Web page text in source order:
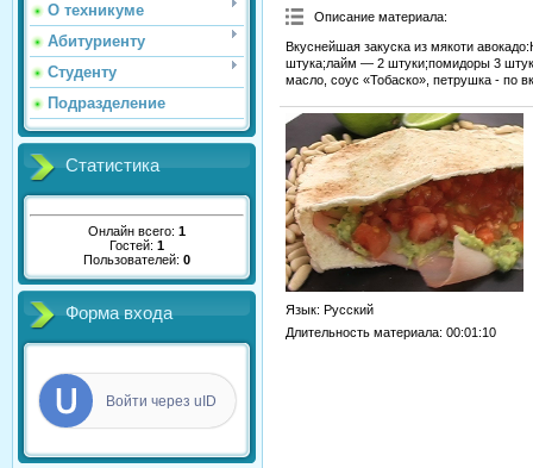
О техникуме
Абитуриенту
Студенту
Подразделение
Статистика
Онлайн всего: 1
Гостей: 1
Пользователей: 0
Форма входа
Войти через uID
Описание материала:
Вкуснейшая закуска из мякоти
штука;лайм — 2 штуки;помидоры 3
масло, соус «Тобаско», петрушка - по
Язык: Русский
Длительность материала: 00:01:10